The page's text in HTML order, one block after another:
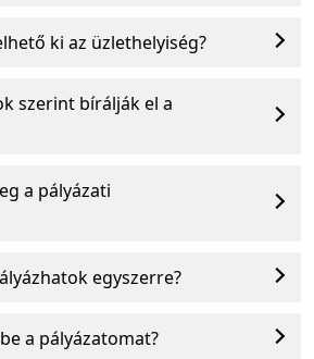
ki az üzlethelyiség?
szerint bírálják el a
a pályázati
egyszerre?
a pályázatomat?